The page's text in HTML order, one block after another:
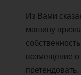
Из Вами
машину
возмещение
претендовать.